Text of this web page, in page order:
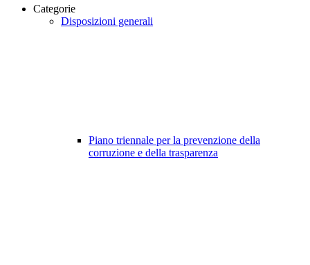
Categorie
Disposizioni generali
Piano triennale per la prevenzione della
corruzione e della trasparenza